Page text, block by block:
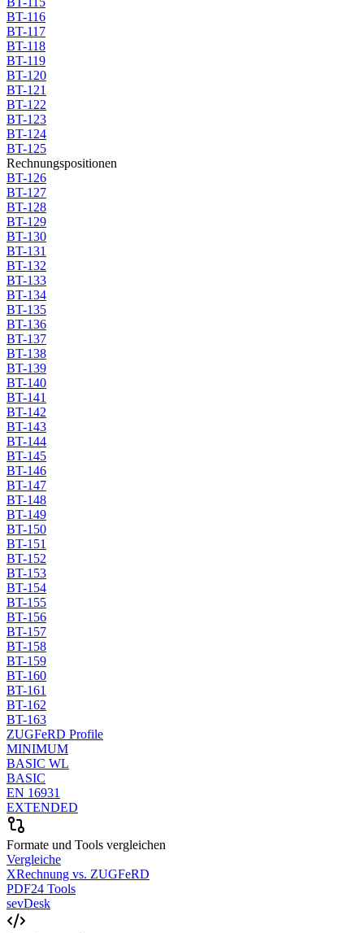
BT-116
BT-117
BT-118
BT-119
BT-120
BT-121
BT-122
BT-123
BT-124
BT-125
Rechnungspositionen
BT-126
BT-127
BT-128
BT-129
BT-130
BT-131
BT-132
BT-133
BT-134
BT-135
BT-136
BT-137
BT-138
BT-139
BT-140
BT-141
BT-142
BT-143
BT-144
BT-145
BT-146
BT-147
BT-148
BT-149
BT-150
BT-151
BT-152
BT-153
BT-154
BT-155
BT-156
BT-157
BT-158
BT-159
BT-160
BT-161
BT-162
BT-163
ZUGFeRD Profile
MINIMUM
BASIC WL
BASIC
EN 16931
EXTENDED
Formate und Tools vergleichen
Vergleiche
XRechnung vs. ZUGFeRD
PDF24 Tools
sevDesk